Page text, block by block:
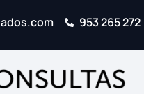
953 265 272